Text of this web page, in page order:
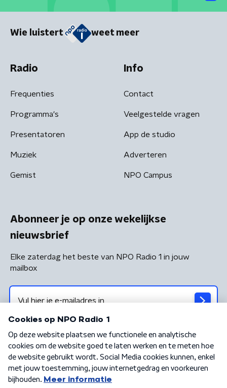
Wie luistert weet meer
Radio
Frequenties
Programma's
Presentatoren
Muziek
Gemist
Info
Contact
Veelgestelde vragen
App de studio
Adverteren
NPO Campus
Abonneer je op onze wekelijkse
nieuwsbrief
Elke zaterdag het beste van NPO Radio 1 in jouw
mailbox
Algemene voorwaarden